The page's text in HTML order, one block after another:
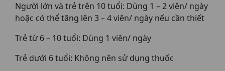
Người lớn và trẻ trên 10 tuổi: Dùng 1 – 2 viên/ ngày
hoặc có thể tăng lên 3 – 4 viên/ ngày nếu cần thiết
Trẻ từ 6 – 10 tuổi: Dùng 1 viên/ ngày
Trẻ dưới 6 tuổi: Không nên sử dụng thuốc